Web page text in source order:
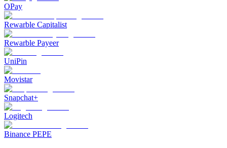
OPay
Rewarble Capitalist
Rewarble Payeer
UniPin
Movistar
Snapchat+
Logitech
Binance PEPE